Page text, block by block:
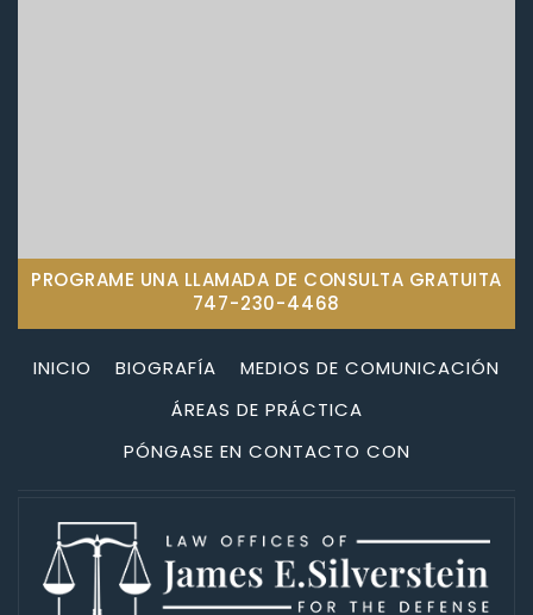
PROGRAME UNA LLAMADA DE CONSULTA GRATUITA
747-230-4468
INICIO BIOGRAFÍA
MEDIOS DE COMUNICACIÓN
ÁREAS DE PRÁCTICA
PÓNGASE EN CONTACTO CON